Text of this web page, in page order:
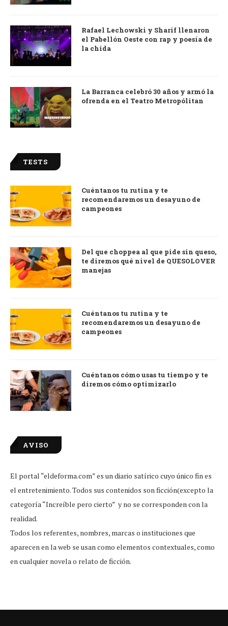
Rafael Lechowski y Sharif llenaron
el Pabellón Oeste con rap y poesía de
la chida
La Barranca celebró 30 años y armó la
ofrenda en el Teatro Metropólitan
TESTS
Cuéntanos tu rutina y te
recomendaremos un desayuno de
campeones
Del que choppea al que pide sin queso,
te diremos qué nivel de QUESOLOVER
manejas
Cuéntanos tu rutina y te
recomendaremos un desayuno de
campeones
Cuéntanos cómo usas tu tiempo y te
diremos cómo optimizarlo
AVISO
El portal “eldeforma.com” es un diario satírico cuyo único fin es
el entretenimiento. Todos sus contenidos son ficción(excepto la
categoría “Increíble pero cierto” y no se corresponden con la
realidad.
Todos los referentes, nombres, marcas o instituciones que
aparecen en la web se usan como elementos contextuales, como
en cualquier novela o relato de ficción.